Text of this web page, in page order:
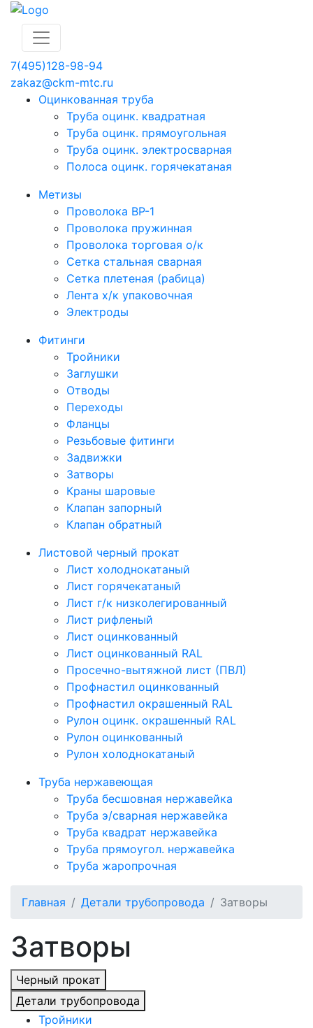
7(495)128-98-94
zakaz@ckm-mtc.ru
Оцинкованная труба
Труба оцинк. квадратная
Труба оцинк. прямоугольная
Труба оцинк. электросварная
Полоса оцинк. горячекатаная
Метизы
Проволока ВР-1
Проволока пружинная
Проволока торговая о/к
Сетка стальная сварная
Сетка плетеная (рабица)
Лента х/к упаковочная
Электроды
Фитинги
Тройники
Заглушки
Отводы
Переходы
Фланцы
Резьбовые фитинги
Задвижки
Затворы
Краны шаровые
Клапан запорный
Клапан обратный
Листовой черный прокат
Лист холоднокатаный
Лист горячекатаный
Лист г/к низколегированный
Лист рифленый
Лист оцинкованный
Лист оцинкованный RAL
Просечно-вытяжной лист (ПВЛ)
Профнастил оцинкованный
Профнастил окрашенный RAL
Рулон оцинк. окрашенный RAL
Рулон оцинкованный
Рулон холоднокатаный
Труба нержавеющая
Труба бесшовная нержавейка
Труба э/сварная нержавейка
Труба квадрат нержавейка
Труба прямоугол. нержавейка
Труба жаропрочная
Главная Детали трубопровода Затворы
Затворы
Черный прокат
Детали трубопровода
Тройники